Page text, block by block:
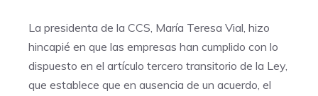
La presidenta de la CCS, María Teresa Vial, hizo
hincapié en que las empresas han cumplido con lo
dispuesto en el artículo tercero transitorio de la Ley,
que establece que en ausencia de un acuerdo, el